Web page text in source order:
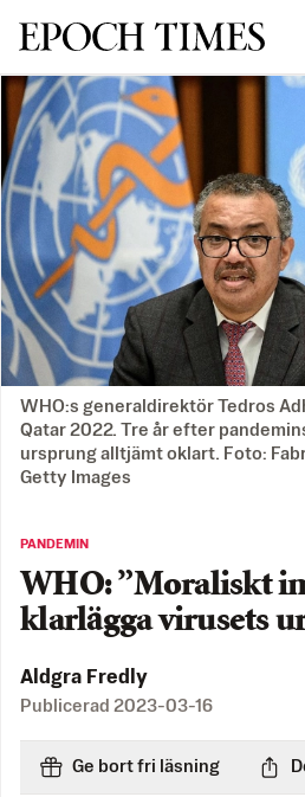
Svenska Epoch Times
WHO:s generaldirektör Tedros
Qatar 2022. Tre år efter
ursprung alltjämt oklart. Foto:
Getty Images
PANDEMIN
WHO: ”Moraliskt
klarlägga virusets
Aldgra Fredly
Publicerad 2023-03-16
Ge bort fri läsning